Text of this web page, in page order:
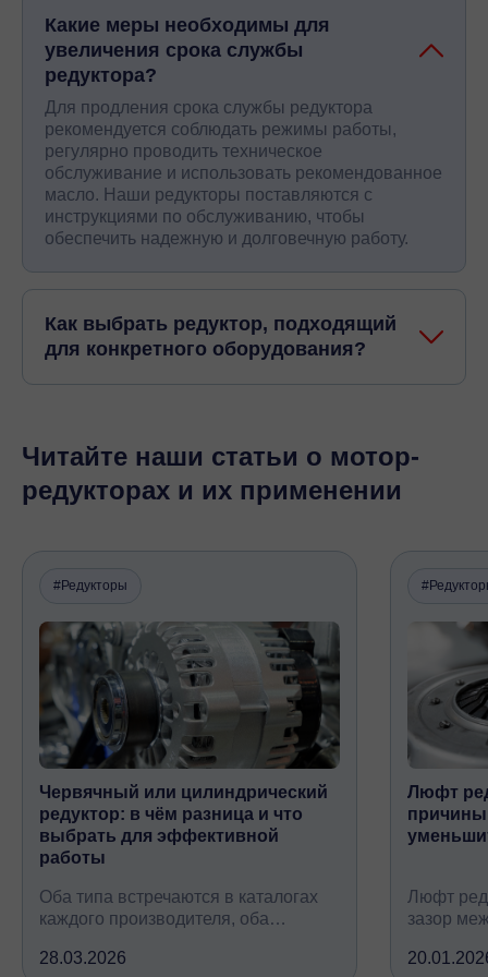
Какие меры необходимы для
увеличения срока службы
редуктора?
Для продления срока службы редуктора
рекомендуется соблюдать режимы работы,
регулярно проводить техническое
обслуживание и использовать рекомендованное
масло. Наши редукторы поставляются с
инструкциями по обслуживанию, чтобы
обеспечить надежную и долговечную работу.
Как выбрать редуктор, подходящий
для конкретного оборудования?
Читайте наши статьи о мотор-
редукторах и их применении
#Редукторы
Червячный или цилиндрический
редуктор: в чём разница и что
выбрать для эффективной
работы
Оба типа встречаются в каталогах
каждого производителя, оба
крутящий момент, но устроены
28.03.2026
Люфт
Люфт
зазор